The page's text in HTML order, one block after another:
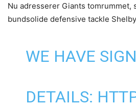
Nu adresserer Giants
bundsolide defensive tackle
WE HAVE
DETAILS: